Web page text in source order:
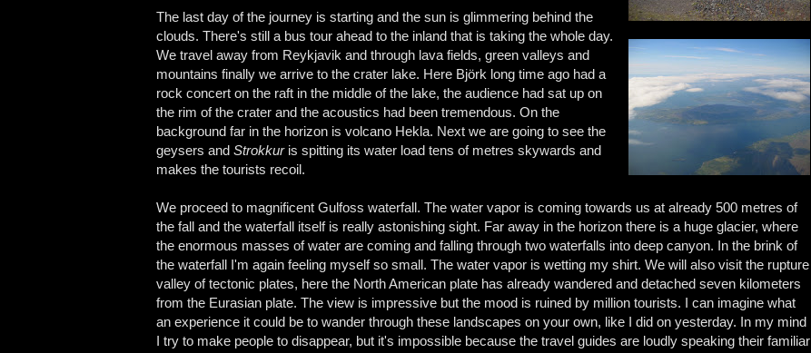
The last day of the journey is starting and the sun is glimmering behind the
clouds. There's still a bus tour ahead to the inland that is taking the whole day.
We travel away from Reykjavik and through lava fields, green valleys and
mountains finally we arrive to the crater lake. Here Björk long time ago had a
rock concert on the raft in the middle of the lake, the audience had sat up on
the rim of the crater and the acoustics had been tremendous. On the
background far in the horizon is volcano Hekla. Next we are going to see the
geysers and Strokkuris spitting its water load tens of metres skywards and
makes the tourists recoil.
We proceed to magnificent Gulfoss waterfall. The water vapor is coming towards us at already 500 metres of
the fall and the waterfall itself is really astonishing sight. Far away in the horizon there is a huge glacier, where
the enormous masses of water are coming and falling through two waterfalls into deep canyon. In the brink of
the waterfall I'm again feeling myself so small. The water vapor is wetting my shirt. We will also visit the rupture
valley of tectonic plates, here the North American plate has already wandered and detached seven kilometers
from the Eurasian plate. The view is impressive but the mood is ruined by million tourists. I can imagine what
an experience it could be to wander through these landscapes on your own, like I did on yesterday. In my mind
I try to make people to disappear, but it's impossible because the travel guides are loudly speaking their familiar